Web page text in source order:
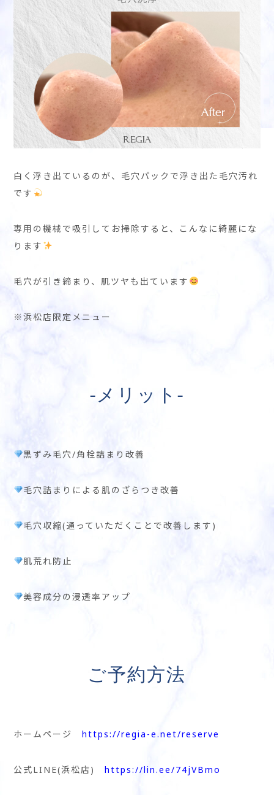
白く浮き出ているのが、毛穴パックで浮き出た毛穴汚れ
です
専用の機械で吸引してお掃除すると、こんなに綺麗にな
ります
毛穴が引き締まり、肌ツヤも出ています
※浜松店限定メニュー
-メリット-
黒ずみ毛穴/角栓詰まり改善
毛穴詰まりによる肌のざらつき改善
毛穴収縮(通っていただくことで改善します)
肌荒れ防止
美容成分の浸透率アップ
ご予約方法
ホームページ https://regia-e.net/reserve
公式LINE(浜松店) https://lin.ee/74jVBmo